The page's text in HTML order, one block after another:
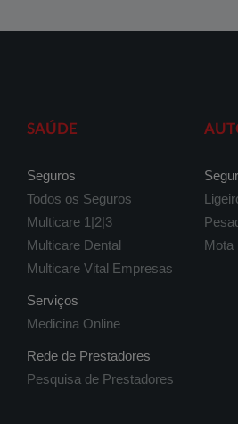
SAÚDE
Seguros
Todos os Seguros
Multicare 1|2|3
Multicare Dental
Multicare Vital Empresas
Serviços
Medicina Online
Rede de Prestadores
Pesquisa de Prestadores
Mota